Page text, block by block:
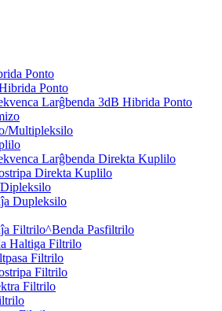
Ponto
Ponto
Larĝbenda 3dB Hibrida Ponto
Multipleksilo
Larĝbenda Direkta Kuplilo
Direkta Kuplilo
Dupleksilo
Filtrilo^Benda Pasfiltrilo
Haltiga Filtrilo
Filtrilo
Filtrilo
Filtrilo